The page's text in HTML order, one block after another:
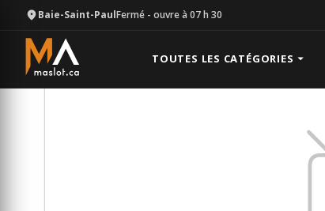
Baie-Saint-PaulFermé - ouvre à 07 h 30
TOUTES LES CATÉGORIES
Équipement Laveuse à pression